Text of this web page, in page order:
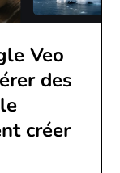
Veo
des
créer